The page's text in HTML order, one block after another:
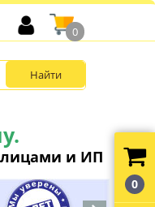
и ИП
0
0